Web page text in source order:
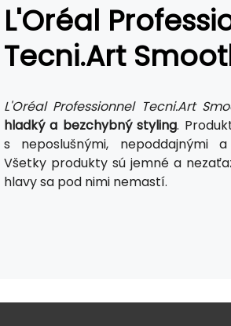
L'Oréal
Tecni.Art
L'Oréal Professionnel Tecni.Art
hladký a bezchybný styling.
s neposlušnými, nepoddajnými
Všetky produkty sú jemné a
hlavy sa pod nimi nemastí.